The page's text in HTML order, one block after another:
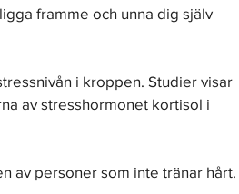
framme och unna dig själv
i kroppen. Studier visar
av stresshormonet kortisol i
av personer som inte tränar hårt.